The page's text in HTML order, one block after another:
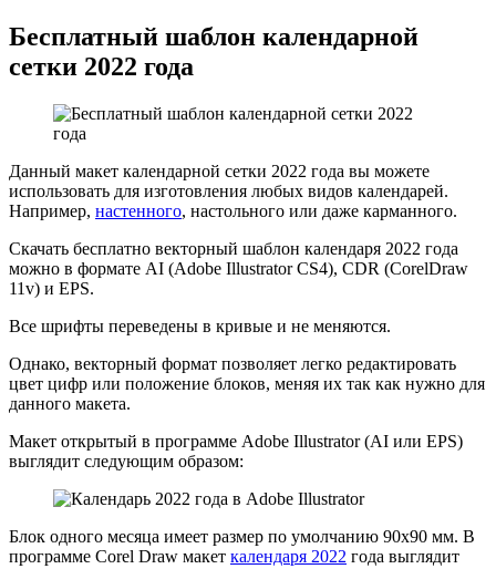
Бесплатный шаблон календарной
сетки 2022 года
Данный макет календарной сетки 2022 года вы можете
использовать для изготовления любых видов календарей.
Например, настенного, настольного или даже карманного.
Скачать бесплатно векторный шаблон календаря 2022 года
можно в формате AI (Adobe Illustrator CS4), CDR (CorelDraw
11v) и EPS.
Все шрифты переведены в кривые и не меняются.
Однако, векторный формат позволяет легко редактировать
цвет цифр или положение блоков, меняя их так как нужно для
данного макета.
Макет открытый в программе Adobe Illustrator (AI или EPS)
выглядит следующим образом:
Блок одного месяца имеет размер по умолчанию 90х90 мм. В
программе Corel Draw макет календаря 2022 года выглядит